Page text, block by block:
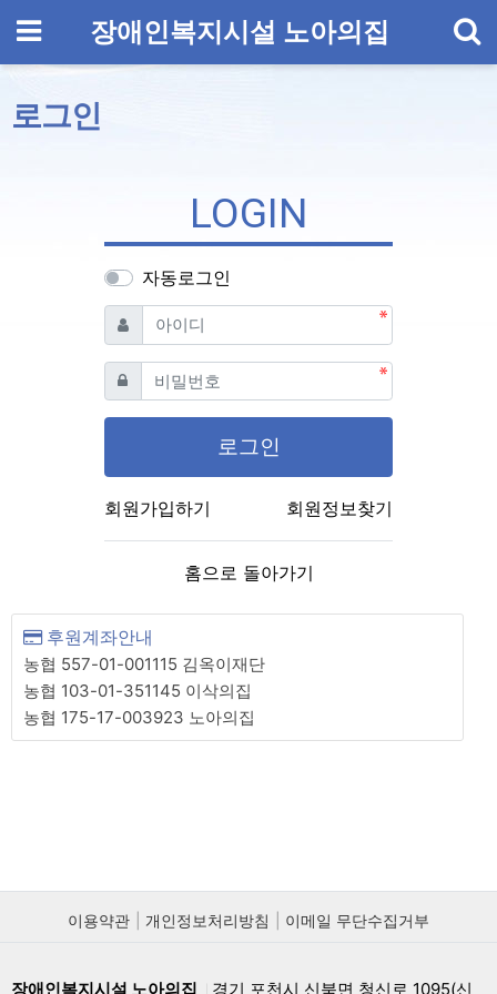
메뉴 장애인복지시설 노아의집
로그인
LOGIN
자동로그인
아이디 필수
비밀번호필수
로그인
회원가입하기 회원정보찾기
홈으로 돌아가기
후원계좌안내
농협 557-01-001115 김옥이재단
농협 103-01-351145 이삭의집
농협 175-17-003923 노아의집
이용약관 개인정보처리방침 이메일 무단수집거부
장애인복지시설 노아의집 경기 포천시 신북면 청신로 1095(신